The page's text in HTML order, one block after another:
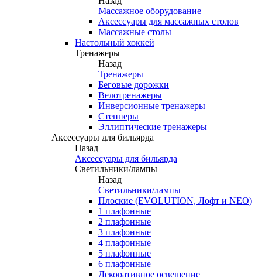
Массажное оборудование
Аксессуары для массажных столов
Массажные столы
Настольный хоккей
Тренажеры
Назад
Тренажеры
Беговые дорожки
Велотренажеры
Инверсионные тренажеры
Степперы
Эллиптические тренажеры
Аксессуары для бильярда
Назад
Аксессуары для бильярда
Светильники/лампы
Назад
Светильники/лампы
Плоские (EVOLUTION, Лофт и NEO)
1 плафонные
2 плафонные
3 плафонные
4 плафонные
5 плафонные
6 плафонные
Декоративное освещение